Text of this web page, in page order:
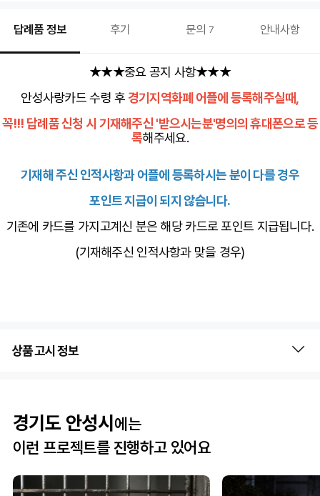
답례품 정보 후기 문의 7 안내사항
★★★중요 공지 사항★★★
안성사랑카드 수령 후 경기지역화폐 어플에 등록해주실때,
꼭!!! 답례품 신청 시 기재해주신 '받으시는분'명의의 휴대폰으로 등
록해주세요.
기재해 주신 인적사항과 어플에 등록하시는 분이 다를 경우
포인트 지급이 되지 않습니다.
기존에 카드를 가지고계신 분은 해당 카드로 포인트 지급됩니다.
(기재해주신 인적사항과 맞을 경우)
상품 고시 정보
경기도 안성시 에는
이런 프로젝트를 진행하고 있어요